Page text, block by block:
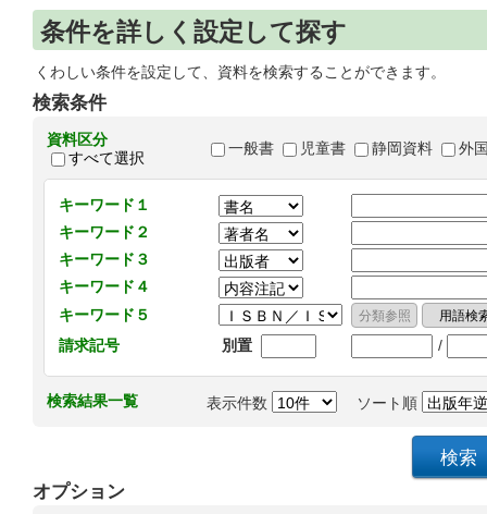
条件を詳しく設定して探す
くわしい条件を設定して、資料を検索することができます。
検索条件
資料区分
すべて選択
一般書 児童書 静岡資料 外
キーワード１
キーワード２
キーワード３
キーワード４
キーワード５
請求記号
別置 /
検索結果一覧 表示件数 ソート順
オプション